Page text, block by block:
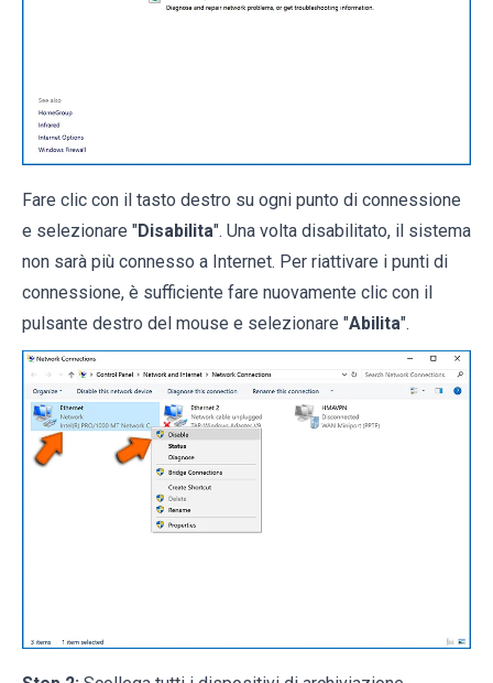
Fare clic con il tasto destro su ogni punto di connessione
e selezionare "Disabilita". Una volta disabilitato, il sistema
non sarà più connesso a Internet. Per riattivare i punti di
connessione, è sufficiente fare nuovamente clic con il
pulsante destro del mouse e selezionare "Abilita".